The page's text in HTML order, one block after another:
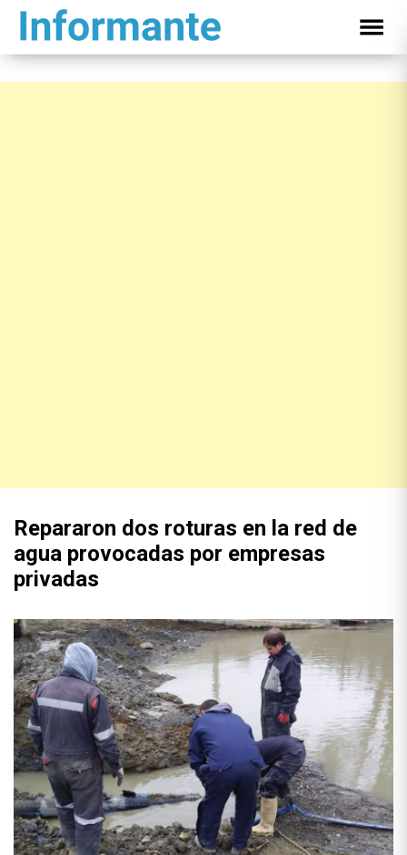
Repararon dos roturas en la red de
agua provocadas por empresas
privadas